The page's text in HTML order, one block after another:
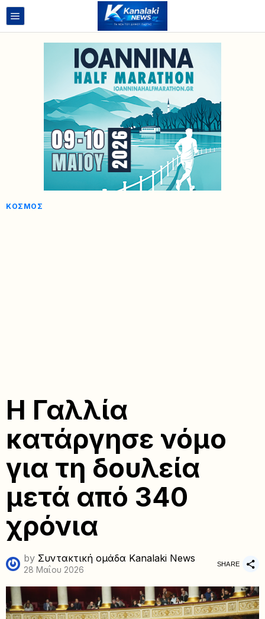
ΚΌΣΜΟΣ
Η Γαλλία
κατάργησε νόμο
για τη δουλεία
μετά από 340
χρόνια
by Συντακτική ομάδα Kanalaki News
28 Μαΐου 2026
SHARE